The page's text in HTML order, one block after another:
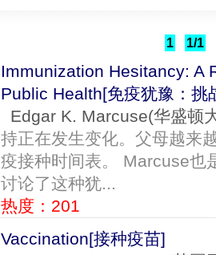
1
1/1
Immunization Hesitancy: A
Public Health[免疫犹豫：挑
Edgar K. Marcuse(华盛顿
持正在发生变化。父母越来
疫接种时间表。 Marcuse也
讨论了这种犹...
热度：201
Vaccination[接种疫苗]